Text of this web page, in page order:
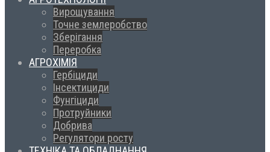
Вирощування
Точне землеробство
Зберігання
Переробка
АГРОХІМІЯ
Гербіциди
Інсектициди
Фунгіциди
Протруйники
Добрива
Регулятори росту